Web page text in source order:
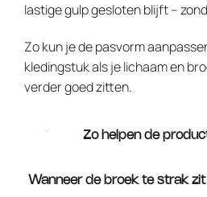
lastige gulp gesloten blijft –
Zo kun je de pasvorm
kledingstuk als je lichaam en
verder goed zitten.
Zo helpen de
Wanneer de broek te strak zit